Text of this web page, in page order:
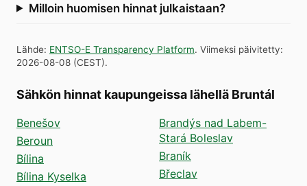
Milloin huomisen hinnat julkaistaan?
Lähde: ENTSO-E Transparency Platform. Viimeksi päivitetty:
2026-08-08 (CEST).
Sähkön hinnat kaupungeissa lähellä Bruntál
Benešov
Beroun
Bílina
Bílina Kyselka
Brandýs nad Labem-
Stará Boleslav
Braník
Břeclav